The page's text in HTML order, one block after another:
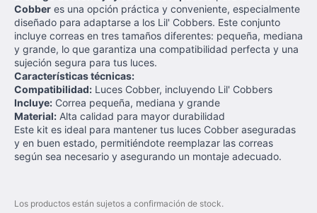
Cobber es una opción práctica y conveniente, especialmente
diseñado para adaptarse a los Lil' Cobbers. Este conjunto
incluye correas en tres tamaños diferentes: pequeña, mediana
y grande, lo que garantiza una compatibilidad perfecta y una
sujeción segura para tus luces.
Características técnicas:
Compatibilidad: Luces Cobber, incluyendo Lil' Cobbers
Incluye: Correa pequeña, mediana y grande
Material: Alta calidad para mayor durabilidad
Este kit es ideal para mantener tus luces Cobber aseguradas
y en buen estado, permitiéndote reemplazar las correas
según sea necesario y asegurando un montaje adecuado.
Los productos están sujetos a confirmación de stock.